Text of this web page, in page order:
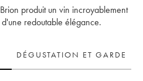
produit un vin incroyablement
redoutable élégance.
DÉGUSTATION ET GARDE